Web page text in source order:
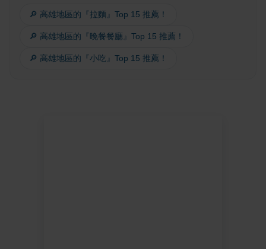
🔎 高雄地區的『拉麵』Top 15 推薦！
🔎 高雄地區的『晚餐餐廳』Top 15 推薦！
🔎 高雄地區的『小吃』Top 15 推薦！